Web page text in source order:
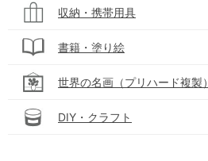
収納・携帯用具
書籍・塗り絵
世界の名画（プリハード複製）
DIY・クラフト